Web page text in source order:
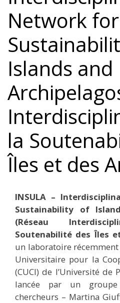
Network
Islands and
la
Îles et des
INSULA –
Sustainability of
(Réseau
Soutenabilité des Îles
un laboratoire
Universitaire pour la
(CUCI) de l’Université de
lancée par un
chercheurs – Martina